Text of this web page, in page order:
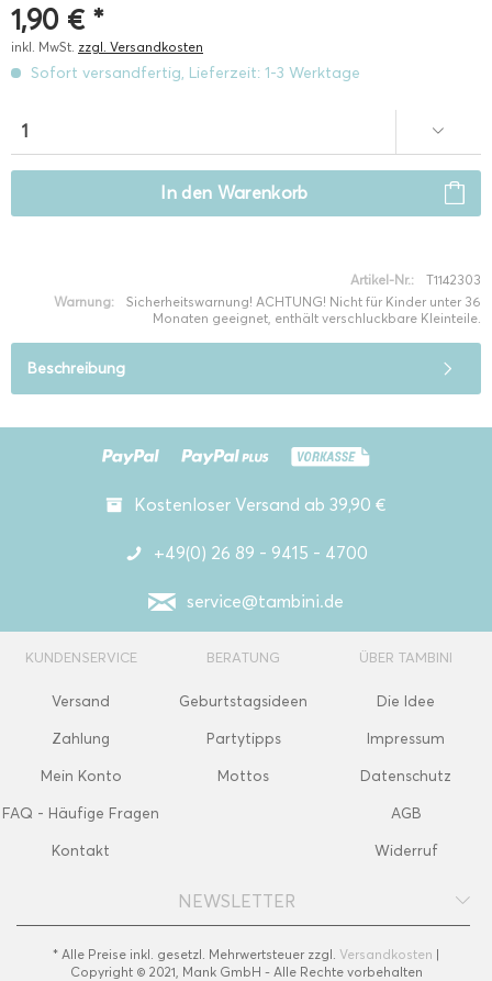
1,90 € *
inkl. MwSt. zzgl. Versandkosten
Sofort versandfertig, Lieferzeit: 1-3 Werktage
In den Warenkorb
Artikel-Nr.:
T1142303
Warnung:
Sicherheitswarnung! ACHTUNG! Nicht für Kinder unter 36
Monaten geeignet, enthält verschluckbare Kleinteile.
Beschreibung
Kostenloser Versand ab 39,90 €
+49(0) 26 89 - 9415 - 4700
service@tambini.de
KUNDENSERVICE
Versand
Zahlung
Mein Konto
FAQ - Häufige Fragen
Kontakt
BERATUNG
Geburtstagsideen
Partytipps
Mottos
ÜBER TAMBINI
Die Idee
Impressum
Datenschutz
AGB
Widerruf
NEWSLETTER
* Alle Preise inkl. gesetzl. Mehrwertsteuer zzgl. Versandkosten |
Copyright © 2021, Mank GmbH - Alle Rechte vorbehalten